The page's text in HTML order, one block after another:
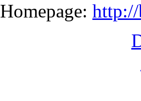
Homepage: http://